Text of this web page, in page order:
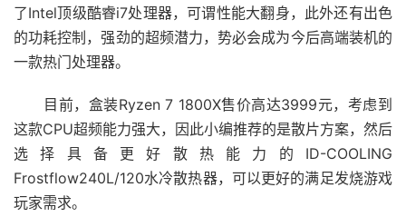
了Intel顶级酷睿i7处理器，可谓性能大翻身，此外还有出色
的功耗控制，强劲的超频潜力，势必会成为今后高端装机的
一款热门处理器。
目前，盒装Ryzen 7 1800X售价高达3999元，考虑到
这款CPU超频能力强大，因此小编推荐的是散片方案，然后
选择具备更好散热能力的ID-COOLING
Frostflow240L/120水冷散热器，可以更好的满足发烧游戏
玩家需求。